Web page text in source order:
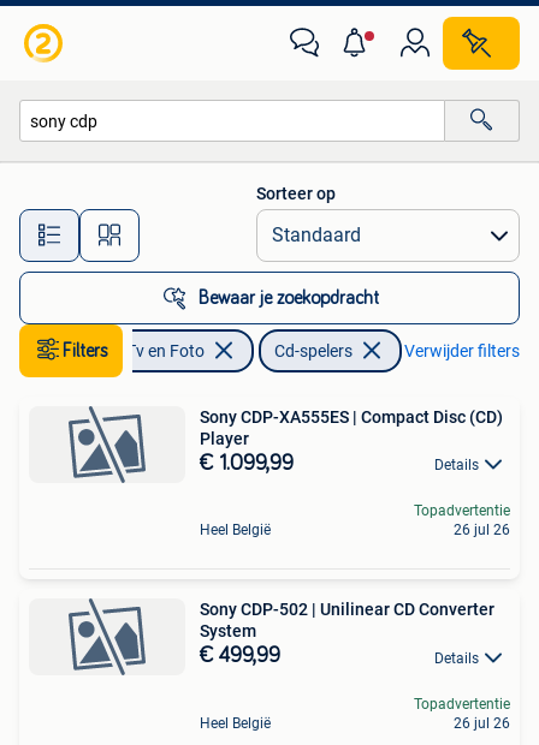
Alle afstanden…
Sorteer op
Bewaar je zoekopdracht
Filters
Audio, Tv en Foto Cd-spelers Verwijder filters
Sony CDP-XA555ES | Compact Disc (CD)
Player
€ 1.099,99 Details
Heel België
Topadvertentie
26 jul 26
Sony CDP-502 | Unilinear CD Converter
System
€ 499,99 Details
Heel België
Topadvertentie
26 jul 26